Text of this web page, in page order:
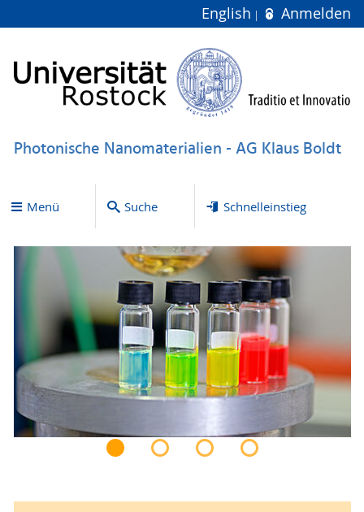
English Anmelden
Photonische Nanomaterialien - AG Klaus Boldt
Menü Suche Schnelleinstieg